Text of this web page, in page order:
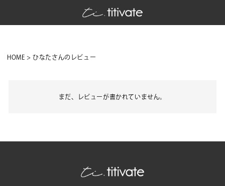
HOME ひなたさんのレビュー
まだ、レビューが書かれていません。